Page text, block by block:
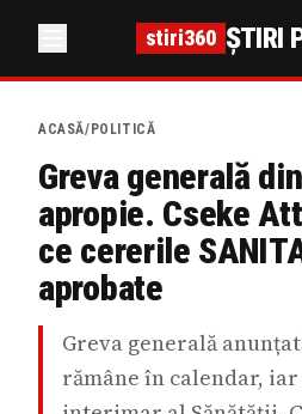
stiri360 ȘTIRI
ACASĂ/ POLITICĂ
Greva generală
apropie. Cseke
ce cererile
aprobate
Greva generală
rămâne în calendar,